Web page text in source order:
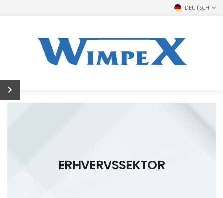
DEUTSCH
ERHVERVSSEKTOR